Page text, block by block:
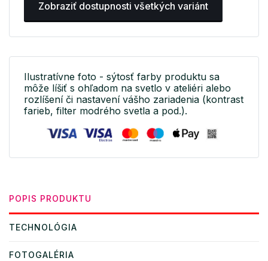
Zobraziť dostupnosti všetkých variánt
Ilustratívne foto - sýtosť farby produktu sa
môže líšiť s ohľadom na svetlo v ateliéri alebo
rozlíšení či nastavení vášho zariadenia (kontrast
farieb, filter modrého svetla a pod.).
POPIS PRODUKTU
TECHNOLÓGIA
FOTOGALÉRIA